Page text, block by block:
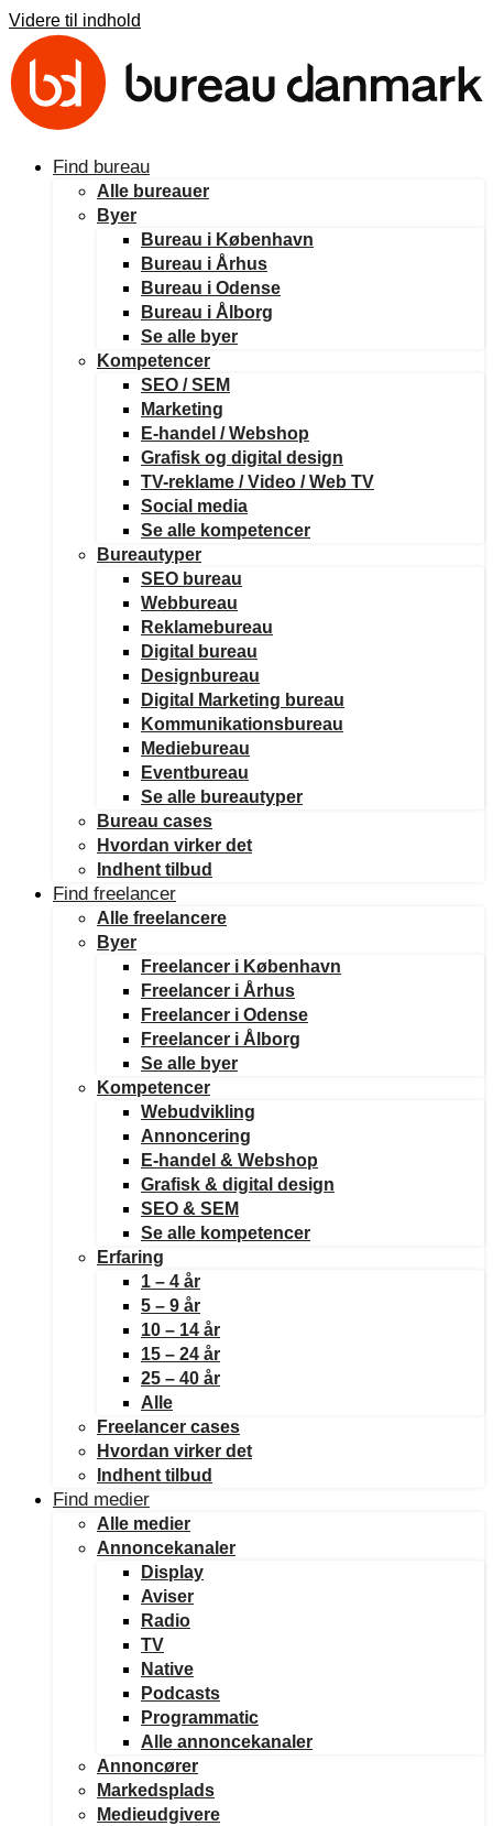
Videre til indhold
Find bureau
Alle bureauer
Byer
Bureau i København
Bureau i Århus
Bureau i Odense
Bureau i Ålborg
Se alle byer
Kompetencer
SEO / SEM
Marketing
E-handel / Webshop
Grafisk og digital design
TV-reklame / Video / Web TV
Social media
Se alle kompetencer
Bureautyper
SEO bureau
Webbureau
Reklamebureau
Digital bureau
Designbureau
Digital Marketing bureau
Kommunikationsbureau
Mediebureau
Eventbureau
Se alle bureautyper
Bureau cases
Hvordan virker det
Indhent tilbud
Find freelancer
Alle freelancere
Byer
Freelancer i København
Freelancer i Århus
Freelancer i Odense
Freelancer i Ålborg
Se alle byer
Kompetencer
Webudvikling
Annoncering
E-handel & Webshop
Grafisk & digital design
SEO & SEM
Se alle kompetencer
Erfaring
1 – 4 år
5 – 9 år
10 – 14 år
15 – 24 år
25 – 40 år
Alle
Freelancer cases
Hvordan virker det
Indhent tilbud
Find medier
Alle medier
Annoncekanaler
Display
Aviser
Radio
TV
Native
Podcasts
Programmatic
Alle annoncekanaler
Annoncører
Markedsplads
Medieudgivere